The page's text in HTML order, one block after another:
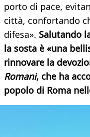
porto di pace,
città, confortando
difesa». Salutando
la sosta è «una
rinnovare la
Romani, che ha
popolo di Roma